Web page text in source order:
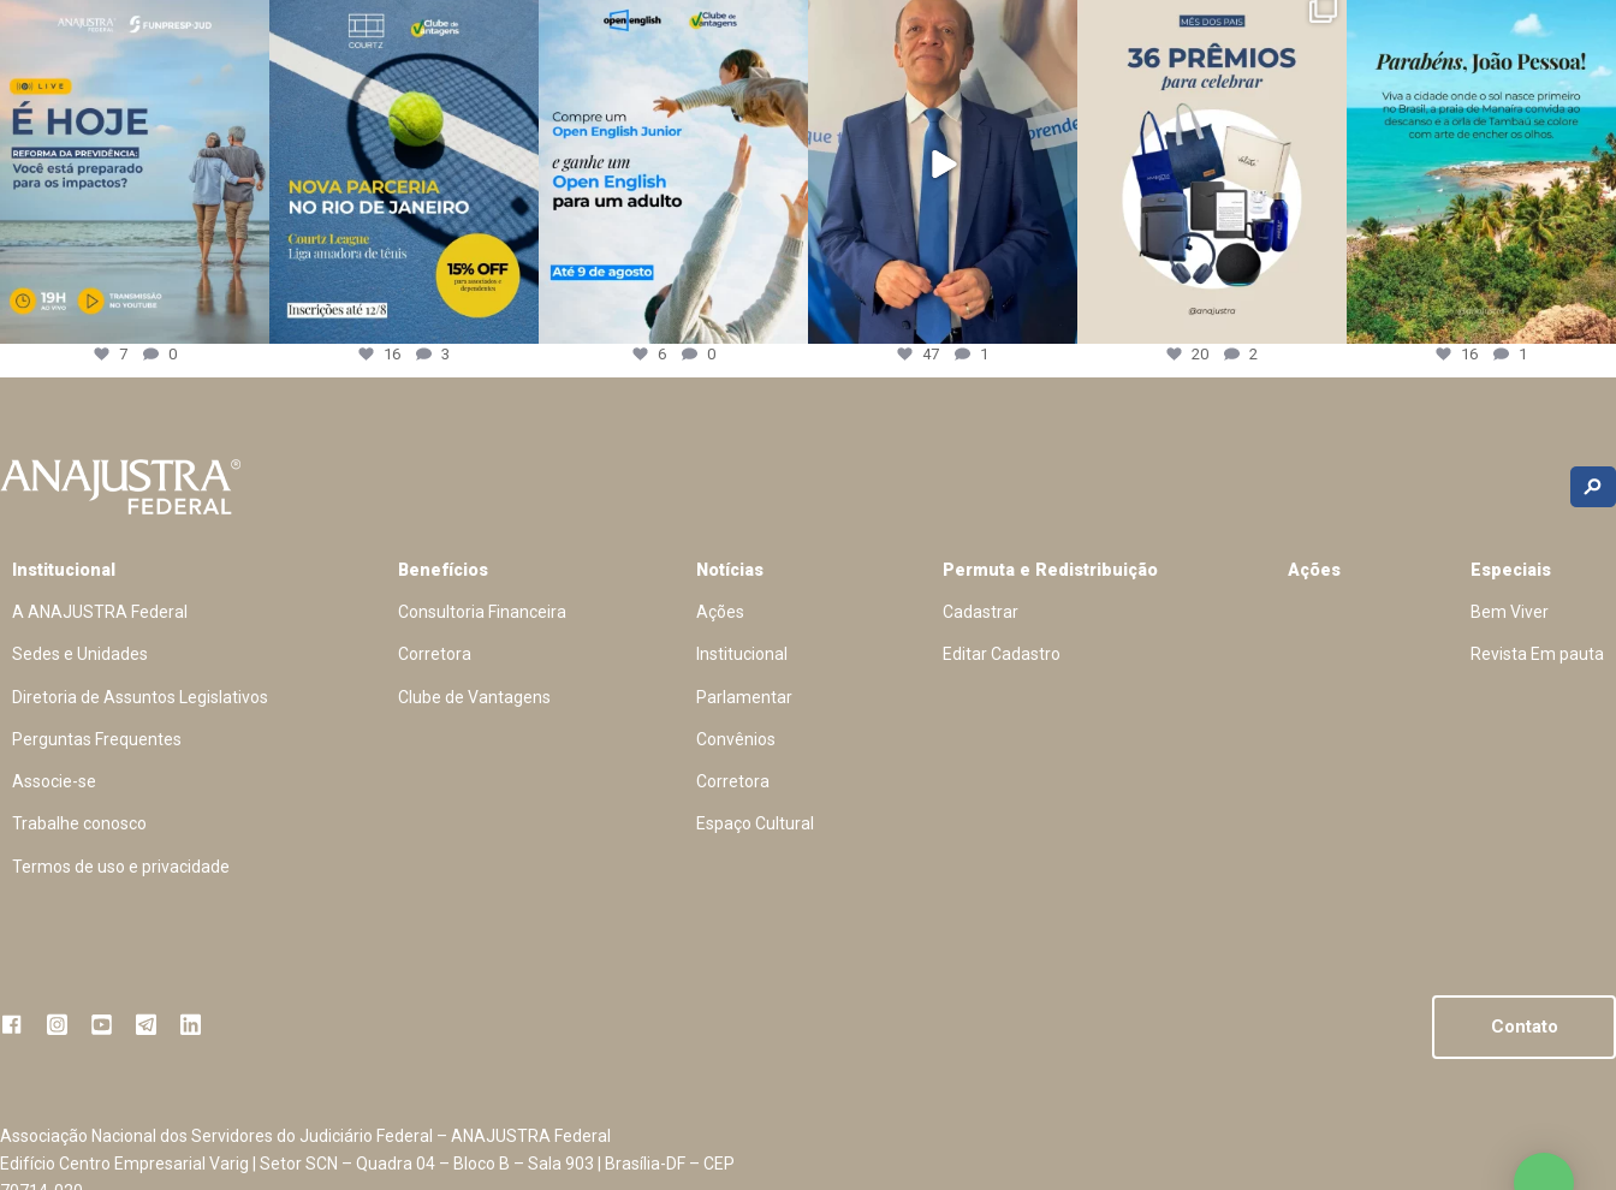
7 0 16 3 6 0 47 1 20 2 16 1
Institucional
A ANAJUSTRA Federal
Sedes e Unidades
Diretoria de Assuntos Legislativos
Perguntas Frequentes
Associe-se
Trabalhe conosco
Termos de uso e privacidade
Benefícios
Consultoria Financeira
Corretora
Clube de Vantagens
Notícias
Ações
Institucional
Parlamentar
Convênios
Corretora
Espaço Cultural
Permuta e Redistribuição
Cadastrar
Editar Cadastro
Ações Especiais
Bem Viver
Revista Em pauta
Contato
Associação Nacional dos Servidores do Judiciário Federal – ANAJUSTRA Federal
Edifício Centro Empresarial Varig | Setor SCN – Quadra 04 – Bloco B – Sala 903 | Brasília-DF – CEP